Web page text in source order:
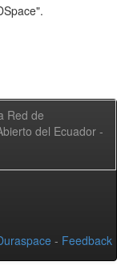
Red de
del Ecuador -
- Feedback